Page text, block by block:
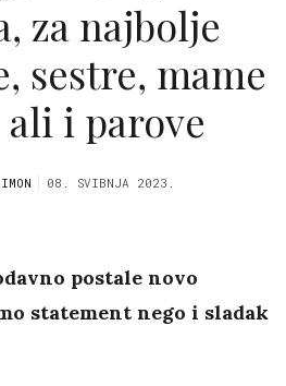
za najbolje
sestre, mame
i parove
08. SVIBNJA 2023.
postale novo
statement nego i sladak